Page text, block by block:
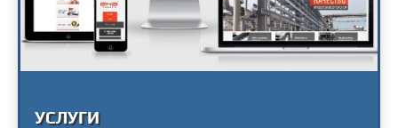
УСЛУГИ